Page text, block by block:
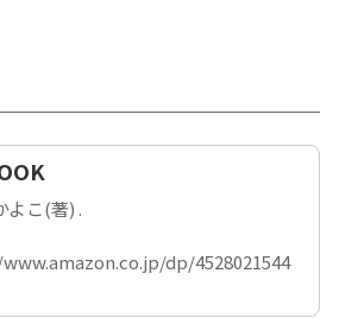
よこ(著) .
dp/4528021544